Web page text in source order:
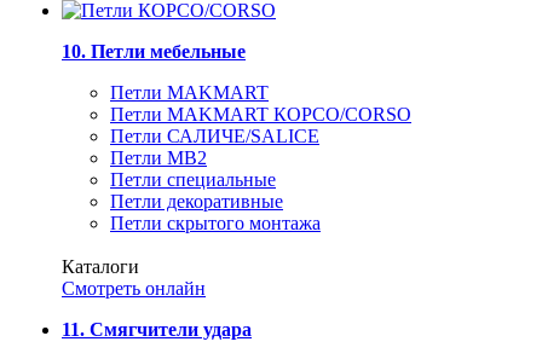
10. Петли мебельные
Петли MAKMART
Петли MAKMART КОРСО/CORSO
Петли САЛИЧЕ/SALICE
Петли MB2
Петли специальные
Петли декоративные
Петли скрытого монтажа
Каталоги
Смотреть онлайн
11. Смягчители удара